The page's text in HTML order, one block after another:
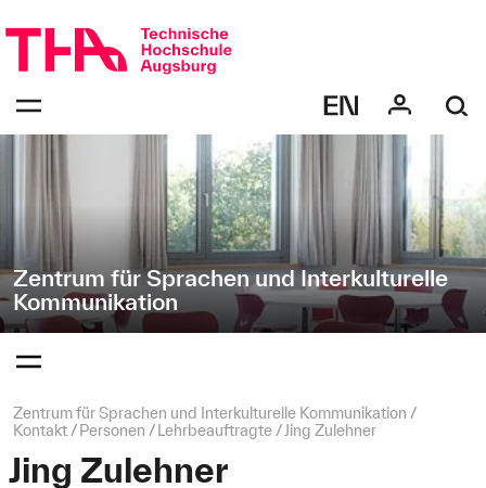
überspringen
zur
Navigation
"Zentrum
für
Interkulturelle
Kommunikation"
Zentrum für Sprachen und Interkulturelle
Kommunikation
bestätigen
Öffnen
bestätigen
des
Menüs
Seitenpfad:
Zentrum für Sprachen und Interkulturelle Kommunikation
Kontakt
Personen Lehrbeauftragte Jing Zulehner
Jing Zulehner